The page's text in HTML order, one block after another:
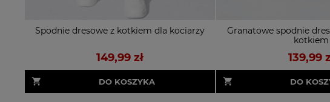
Spodnie dresowe z kotkiem dla kociarzy
149,99 zł
DO KOSZYKA
Granatowe spodnie
kotkiem
139,99
DO